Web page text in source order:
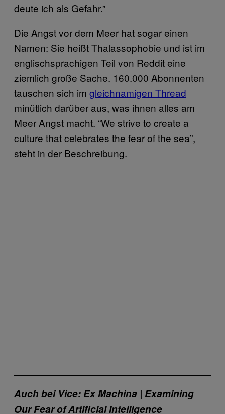
deute ich als Gefahr.”
Die Angst vor dem Meer hat sogar einen
Namen: Sie heißt Thalassophobie und ist im
englischsprachigen Teil von Reddit eine
ziemlich große Sache. 160.000 Abonnenten
tauschen sich im gleichnamigen Thread
minütlich darüber aus, was ihnen alles am
Meer Angst macht. “We strive to create a
culture that celebrates the fear of the sea”,
steht in der Beschreibung.
Auch bei Vice: Ex Machina | Examining
Our Fear of Artificial Intelligence